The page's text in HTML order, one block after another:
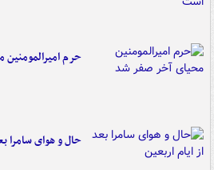
حرم
حال و هوای سامرا